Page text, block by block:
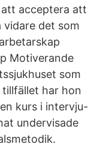
acceptera att
det som
Motiverande
som
har hon
kurs i intervju-
undervisade